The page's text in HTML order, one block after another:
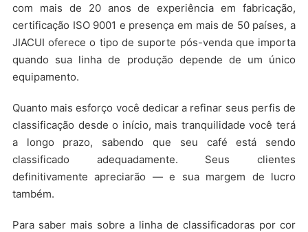
com mais de 20 anos de experiência em fabricação,
certificação ISO 9001 e presença em mais de 50 países, a
JIACUI oferece o tipo de suporte pós-venda que importa
quando sua linha de produção depende de um único
equipamento.
Quanto mais esforço você dedicar a refinar seus perfis de
classificação desde o início, mais tranquilidade você terá
a longo prazo, sabendo que seu café está sendo
classificado adequadamente. Seus clientes
definitivamente apreciarão — e sua margem de lucro
também.
Para saber mais sobre a linha de classificadoras por cor